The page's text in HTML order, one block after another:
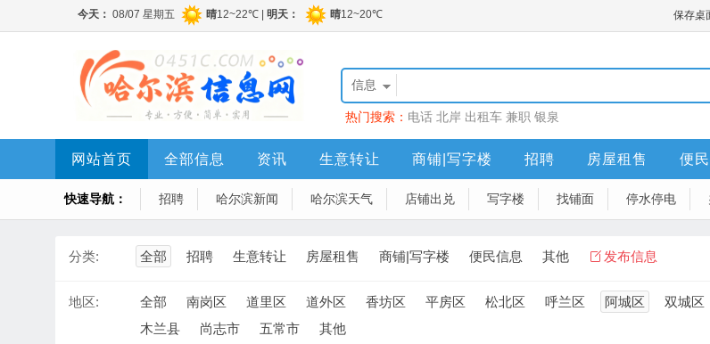
保存桌
信息
热门搜索： 电话 北岸 出租车 兼职 银泉
网站首页 全部信息 资讯 生意转让 商铺|写字楼 招聘 房屋租售 便
快速导航： 招聘 哈尔滨新闻 哈尔滨天气 店铺出兑 写字楼 找铺面 停水停电
分类: 全部 招聘 生意转让 房屋租售 商铺|写字楼 便民信息 其他 发布信息
地区: 全部 南岗区 道里区 道外区 香坊区 平房区 松北区 呼兰区 阿城区 双城区
木兰县
尚志市 五常市 其他